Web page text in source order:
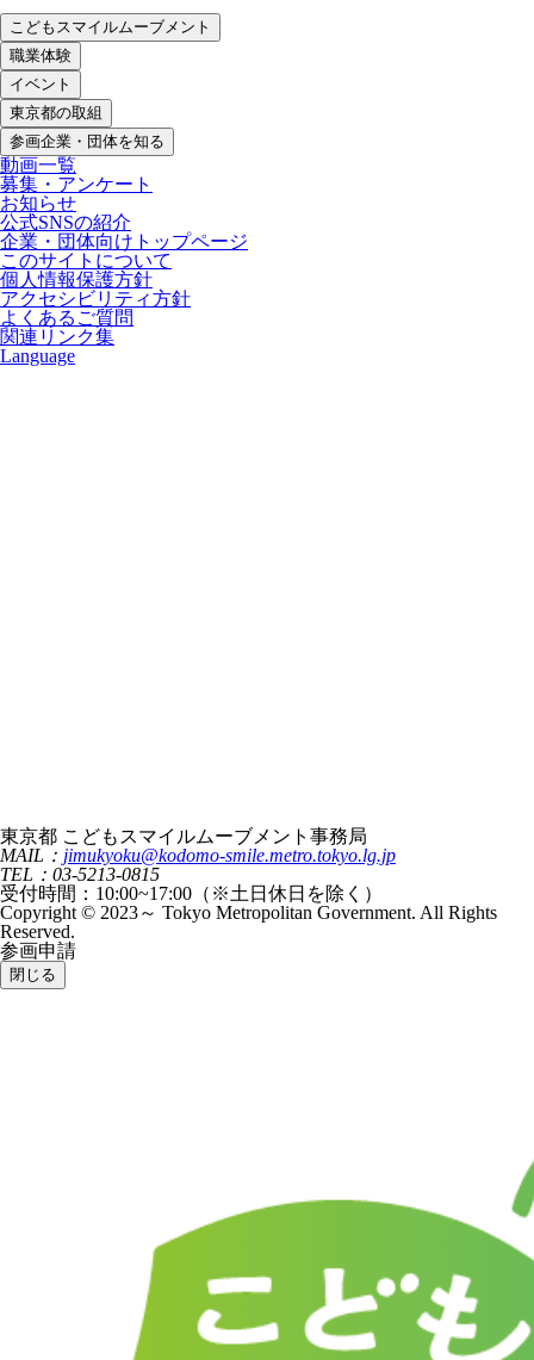
こどもスマイルムーブメント
職業体験
イベント
東京都の取組
参画企業・団体を知る
動画一覧
募集・アンケート
お知らせ
公式SNSの紹介
企業・団体向けトップページ
このサイトについて
個人情報保護方針
アクセシビリティ方針
よくあるご質問
関連リンク集
Language
東京都 こどもスマイルムーブメント事務局
MAIL： jimukyoku@kodomo-smile.metro.tokyo.lg.jp
TEL：03-5213-0815
受付時間：10:00~17:00（※土日休日を除く）
Copyright © 2023～ Tokyo Metropolitan Government. All Rights
Reserved.
参画申請
閉じる